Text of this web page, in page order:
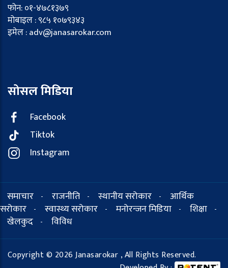
फोन: ०१-४७८१३७९
मोबाइल : ९८५ १०७९३४३
इमेल : adv@janasarokar.com
सोसल मिडिया
Facebook
Tiktok
Instagram
समाचार - राजनीति - स्थानीय सरोकार -
आर्थिक
सरोकार
- स्वास्थ्य सरोकार - मनोरन्जन मिडिया - शिक्षा -
खेलकुद - विविध
Copyright © 2026 Janasarokar , All Rights Reserved.